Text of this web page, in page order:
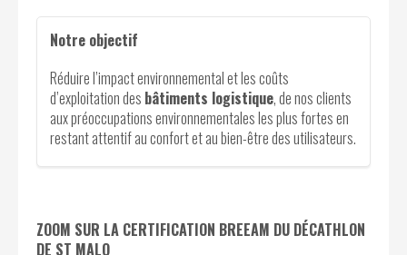
Notre objectif
Réduire l’impact environnemental et les coûts
d’exploitation des bâtiments logistique, de nos clients
aux préoccupations environnementales les plus fortes en
restant attentif au confort et au bien-être des utilisateurs.
ZOOM SUR LA CERTIFICATION BREEAM DU DÉCATHLON
DE ST MALO